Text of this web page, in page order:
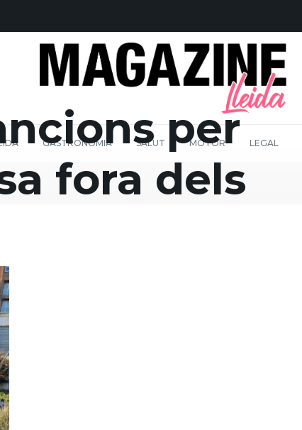
GASTRONOMIA SALUT MOTOR LEGAL
per
fora dels